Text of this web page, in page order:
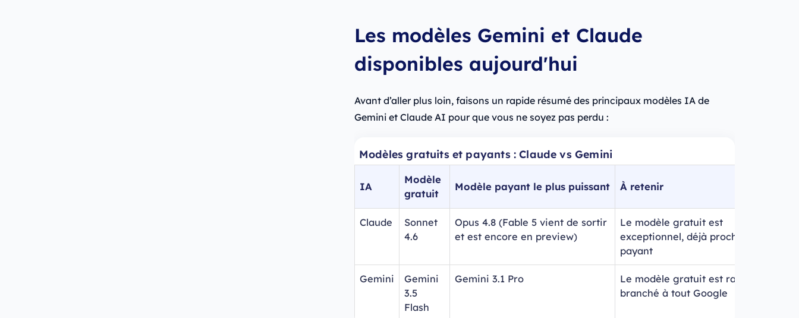
Les modèles Gemini et Claude
disponibles aujourd'hui
Avant d’aller plus loin, faisons un rapide résumé des principaux modèles IA de
Gemini et Claude AI pour que vous ne soyez pas perdu :
Modèles gratuits et payants : Claude vs Gemini
IA
Modèle
gratuit
Modèle payant le plus puissant À retenir
Claude
Sonnet
4.6
Opus 4.8 (Fable 5 vient de sortir
et est encore en preview)
Le modèle gratuit est
exceptionnel, déjà proche du
payant
Gemini
Gemini
3.5
Flash
Gemini 3.1 Pro
Le modèle gratuit est rapide et
branché à tout Google